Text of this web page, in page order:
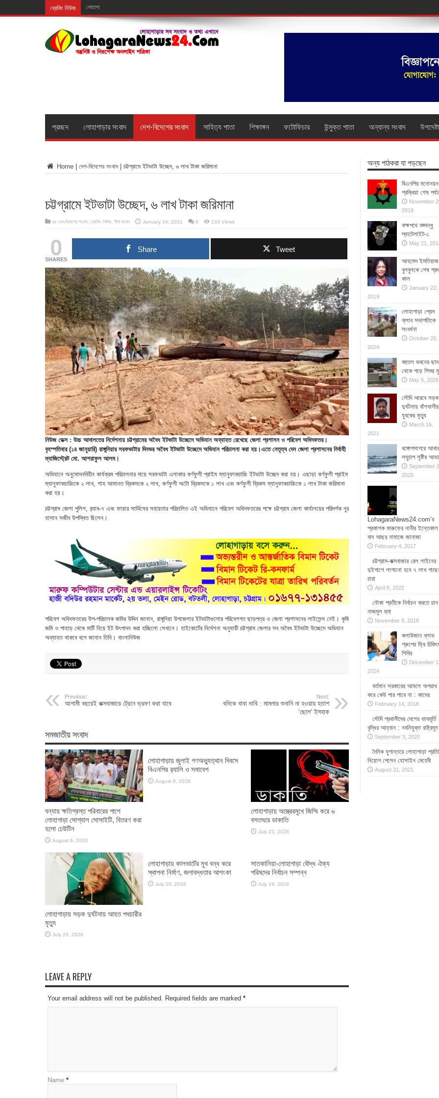
ব্রেকিং নিউজ লোহাগাড়ায় জুলাই গণঅভ্যুত্থান দি
প্রচ্ছদ লোহাগাড়ার সংবাদ দেশ-বিদেশের সংবাদ সাহিত্য পাতা শিক্ষাঙ্গন ফটোফিচার উন্মুক্ত পাতা অন্যান্য সংবাদ
Home দেশ-বিদেশের সংবাদ চট্টগ্রামে ইটভাটা উচ্ছেদ, ৬ লাখ টাকা জরিমানা
চট্টগ্রামে ইটভাটা উচ্ছেদ, ৬ লাখ টাকা জরিমানা
in দেশ-বিদেশের সংবাদ ব্রেকিং নিউজ শীর্ষ সংবাদ January 14, 2021 0 133 Views
0
SHARES
Share Tweet
নিউজ ডেক্স : উচ্চ আদালতের নির্দেশনায় চট্টগ্রামের অবৈধ ইটভাটা উচ্ছেদে অভিযান অব্যাহত রেখেছে জেলা প্রশাসন ও পরিবেশ অধিদফতর।
বৃহস্পতিবার (১৪ জানুয়ারি) রাঙ্গুনিয়ার সরফভাটায় দিনভর অবৈধ ইটভাটা উচ্ছেদে অভিযান পরিচালনা করা হয়।এতে নেতৃত্ব দেন জেলা প্রশাসনের নির্বাহী
ম্যাজিস্ট্রেট মো. আশরাফুল আলম।
অভিযানে অনুমোদনবিহীন কার্যক্রম পরিচালনার দায়ে সরফভাটা এলাকার কর্ণফুলী প্রাইম ম্যানুফাকচারিং ইটভাটা উচ্ছেদ করা হয়। এছাড়া কর্ণফুলী প্রাইম
ম্যানুফাকচারিংকে ২ লাখ, শাহ আমানত ব্রিকসকে ২ লাখ, কর্ণফুলী অটো ব্রিকসকে ১ লাখ এবং কর্ণফুলী ব্রিকস ম্যানুফাকচারিংকে ১ লাখ টাকা জরিমানা
করা হয়।
চট্টগ্রাম জেলা পুলিশ, র‍্যাব-৭ এবং ফায়ার সার্ভিসের সহায়তার পরিচালিত এই অভিযানে পরিবেশ অধিদফতরের পক্ষে চট্টগ্রাম জেলা কার্যালয়ের পরিদর্শক নুর
হাসান সজীব উপস্থিত ছিলেন।
পরিবেশ অধিদফতরের উপ-পরিচালক জমির উদ্দিন জানান, রাঙ্গুনিয়া উপজেলার ইটভাটাগুলোর পরিবেশগত ছাড়পত্র ও জেলা প্রশাসনের লাইসেন্স নেই। কৃষি
জমি ও পাহাড় থেকে মাটি নিয়ে ইট উৎপাদন করা হচ্ছিলো সেখানে। হাইকোর্টের নির্দেশনা অনুযায়ী চট্টগ্রাম জেলার সব অবৈধ ইটভাটা উচ্ছেদে অভিযান
অব্যাহত থাকবে বলে জানান তিনি। বাংলানিউজ
Previous:
আগামী বছরেই কক্সবাজারে ট্রেনে ভ্রমণ করা যাবে
Next:
বদিকে বাবা দাবি : মামলার শুনানি না হওয়ায় হতাশ
‘ছেলে’ ইসহাক
সমজাতীয় সংবাদ
বন্যায় ক্ষতিগ্রস্ত পরিবারের পাশে
লোহাগাড়া সোশ্যাল সোসাইটি, বিতরণ করা
হলো ঢেউটিন
August 6, 2026
লোহাগাড়ায় জুলাই গণঅভ্যুত্থান দিবসে
বিএনপির র‌্যালি ও সমাবেশ
August 6, 2026
লোহাগাড়ায় অস্ত্রেরমুখে জিম্মি করে ৬
বসতঘরে ডাকাতি
July 23, 2026
লোহাগাড়ায় সড়ক দুর্ঘটনায় আহত পথচারীর
মৃত্যু
July 23, 2026
লোহাগাড়ায় কালভার্টের মুখ বন্ধ করে
স্থাপনা নির্মাণ, জলাবদ্ধতার আশংকা
July 20, 2026
সাতকানিয়া-লোহাগাড়া বৌদ্ধ ঐক্য
পরিষদের নির্বাচন সম্পন্ন
July 19, 2026
LEAVE A REPLY
Your email address will not be published. Required fields are marked *
Name *
অন্য পাঠকরা যা পড়ছেন
বিএনপির মনোনয়ন
প্রক্রিয়া শেষ
November
2018
কক্ষপথে বঙ্গবন্ধু
স্যাটেলাইট-১
May 21,
আহমেদ ইমতিয়াজ
বুলবুলকে শেষ
কাল
January 22,
2019
লোহাগাড়া প্রেস
ক্লাব সভাপতিকে
সংবর্ধনা
October 26,
2024
বহুতল ভবনের ছাদ
থেকে পড়ে শিশুর
May 6, 2026
সৌদি আরবে সড়ক
দুর্ঘটনায় বাঁশখালীর
যুবকের মৃত্যু
March 16,
2021
বঙ্গোপসাগরে
লঘুচাপ সৃষ্টির
September
2025
LohagaraNews24.com’র
প্রকাশক মারুফের নানীর
বাদ আছর নামাজে জানাজা
February 4, 2017
চট্টগ্রাম-কক্সবাজার রেল লাইনের
দুইপাশে লাগানো হবে ৭ লাখ
চারা
April 8, 2022
নৌকা প্রতীকে নির্বাচন করতে চান
নাজমুল হুদা
November 9, 2018
কলাউজান ব্লাড
গ্রুপের ফ্রি
শিবির
December
2024
বর্তমান সরকারের আমলে অপরাধ
করে কেউ পার পাবে না : কাদের
February 14, 2018
সৌদি প্রবাসীদের দেশের ভাবমূর্তি
বৃদ্ধির আহ্বান : নবনিযুক্ত রাষ্ট্রদূত
September 3, 2020
দৈনিক যুগান্তরে লোহাগাড়া
নিয়োগ পেলেন হোসাইন মেহেদী
August 31, 2021